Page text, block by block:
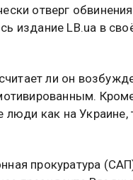
отверг
издание LB.ua в
ли он
как на Украине,
прокуратура